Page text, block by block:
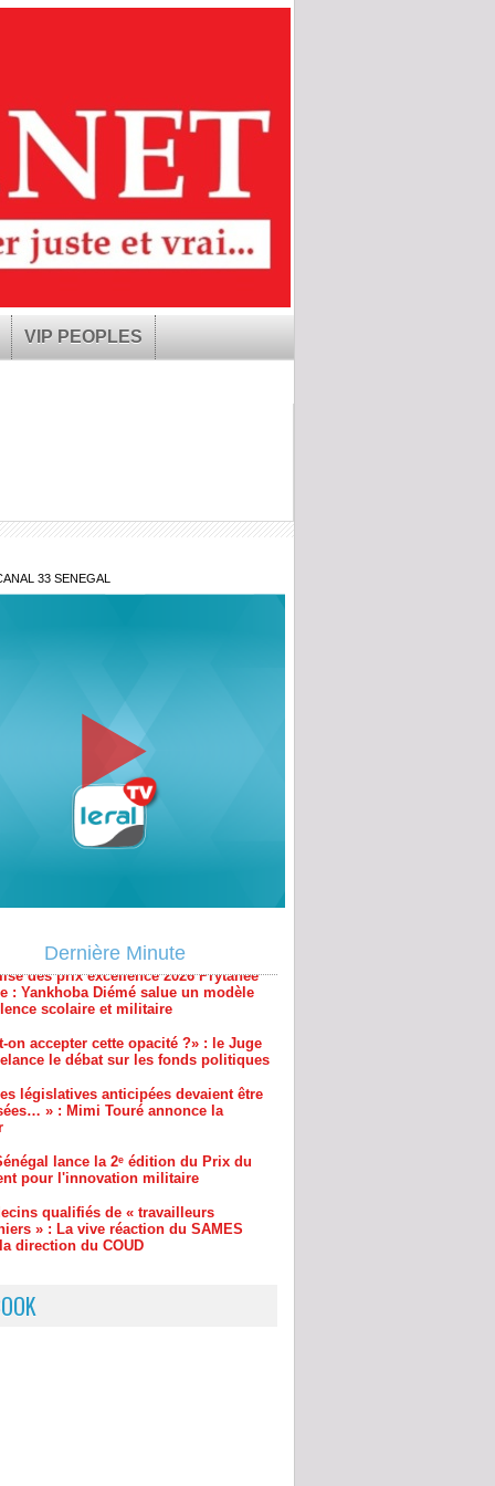
VIP PEOPLES
33 SENEGAL
Dernière Minute
des prix excellence 2026 Prytanée
scolaire et militaire
on accepter cette opacité ?» : le Juge
le débat sur les fonds politiques
» : Mimi Touré annonce la
lance la 2ᵉ édition du Prix du
pour l'innovation militaire
» : La vive réaction du SAMES
direction du COUD